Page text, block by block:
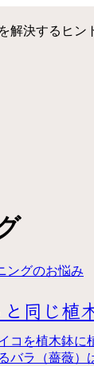
解決するヒン
ングのお悩み
同じ植
コを植木鉢に
バラ（薔薇